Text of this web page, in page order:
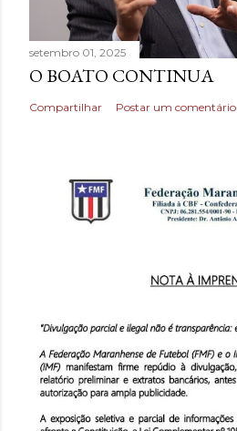
setembro 01, 2025
O BOATO CONTINUA
Compartilhar Postar um comentário